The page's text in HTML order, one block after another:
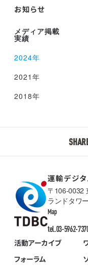
お知らせ
メディア掲載
実績
2024年
2021年
2018年
TDBC
運輸デジ
〒106-0032
ランドタワ
Map
tel.03-5962-
活動アーカイブ
フォーラム